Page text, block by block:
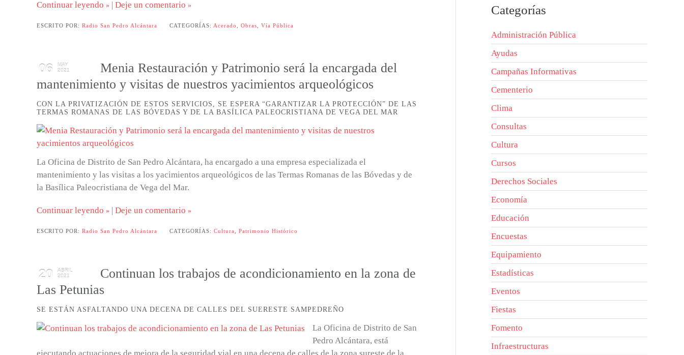
Continuar leyendo | Deje un comentario
ESCRITO POR: Radio San Pedro Alcántara CATEGORÍAS: Acerado Obras Vía Pública
06
MAY
2021
Menia Restauración y Patrimonio será la encargada del
mantenimiento y visitas de nuestros yacimientos arqueológicos
CON LA PRIVATIZACIÓN DE ESTOS SERVICIOS, SE ESPERA “GARANTIZAR LA PROTECCIÓN” DE LAS
TERMAS ROMANAS DE LAS BÓVEDAS Y DE LA BASÍLICA PALEOCRISTIANA DE VEGA DEL MAR
La Oficina de Distrito de San Pedro Alcántara, ha encargado a una empresa especializada el
mantenimiento y las visitas a los yacimientos arqueológicos de las Termas Romanas de las Bóvedas y de
la Basílica Paleocristiana de Vega del Mar.
Continuar leyendo | Deje un comentario
ESCRITO POR: Radio San Pedro Alcántara CATEGORÍAS: Cultura Patrimonio Histórico
20
ABRIL
2021
Continuan los trabajos de acondicionamiento en la zona de
Las Petunias
SE ESTÁN ASFALTANDO UNA DECENA DE CALLES DEL SUERESTE SAMPEDREÑO
La Oficina de Distrito de San
Pedro Alcántara, está
ejecutando actuaciones de mejora de la seguridad vial en una decena de calles de la zona sureste de la
Categorías
Administración Pública
Ayudas
Campañas Informativas
Cementerio
Clima
Consultas
Cultura
Cursos
Derechos Sociales
Economía
Educación
Encuestas
Equipamiento
Estadísticas
Eventos
Fiestas
Fomento
Infraestructuras